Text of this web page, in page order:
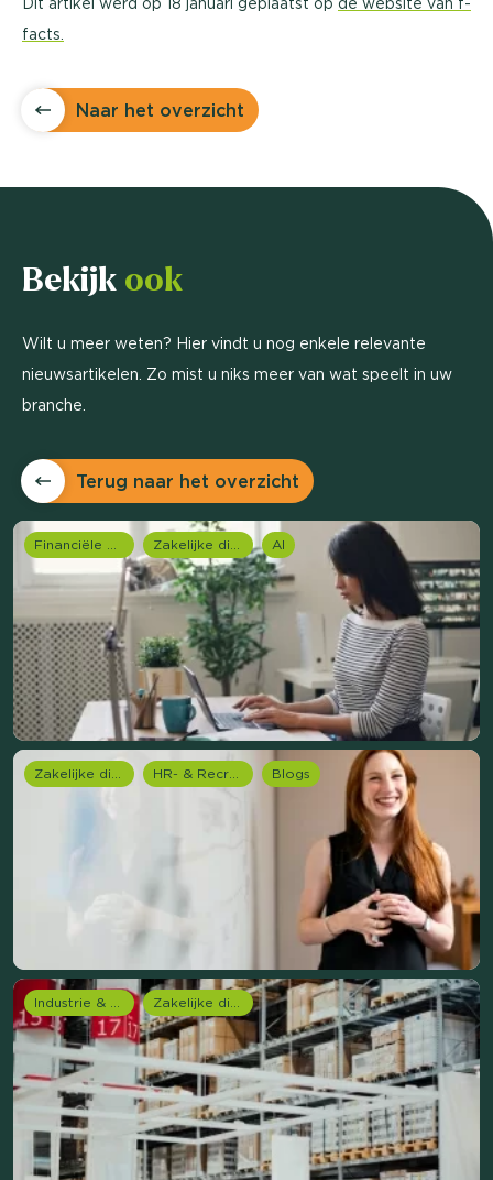
facts.
Naar het overzicht
Bekijk ook
Wilt u meer weten? Hier vindt u nog enkele relevante
nieuwsartikelen. Zo mist u niks meer van wat speelt in uw
branche.
Terug naar het overzicht
Financiële dienstverlening Zakelijke dienstverlening (B2B) AI
Zakelijke dienstverlening (B2B) HR- & Recruitment onderzoek Blogs
Industrie & Productie Zakelijke dienstverlening (B2B)